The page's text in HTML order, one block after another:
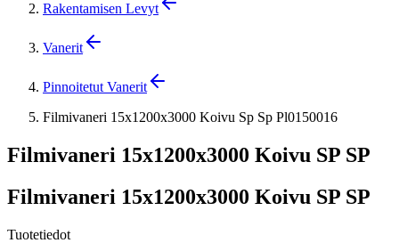
Rakentamisen Levyt
Vanerit
Pinnoitetut Vanerit
Filmivaneri 15x1200x3000 Koivu Sp Sp Pl0150016
Filmivaneri 15x1200x3000 Koivu SP SP
Filmivaneri 15x1200x3000 Koivu SP SP
Tuotetiedot